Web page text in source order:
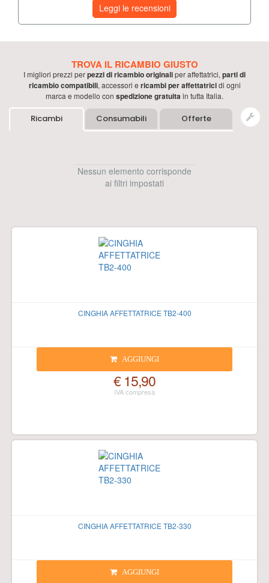
Leggi le recensioni
TROVA IL RICAMBIO GIUSTO
I migliori prezzi perpezzi di ricambio originaliperaffettatrici, parti di
ricambio compatibili, accessori e ricambi peraffettatricidi ogni
marca e modello con spedizione gratuitain tutta Italia.
Ricambi Consumabili Offerte
Nessun elemento corrisponde
ai filtri impostati
CINGHIA AFFETTATRICE TB2-400
AGGIUNGI
€ 15,90
CINGHIA AFFETTATRICE TB2-330
AGGIUNGI